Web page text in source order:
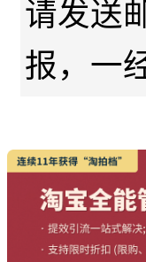
请发送
报，一